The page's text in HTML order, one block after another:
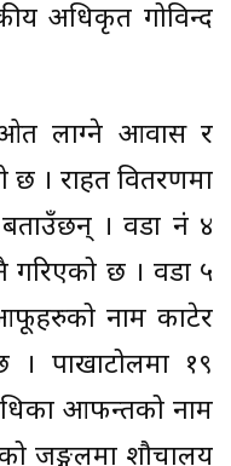
अधिकृत गोविन्द
ओत लाग्ने आवास र
। राहत वितरणमा
। वडा नं ४
गरिएको छ । वडा ५
नाम काटेर
पाखाटोलमा १९
आफन्तको नाम
जङ्गलमा शौचालय